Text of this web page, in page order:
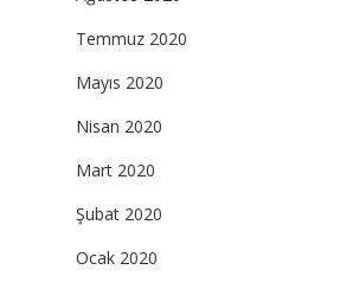
Temmuz 2020
Mayıs 2020
Nisan 2020
Mart 2020
Şubat 2020
Ocak 2020